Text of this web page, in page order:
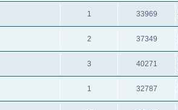
1 33969
2 37349
3 40271
1 32787